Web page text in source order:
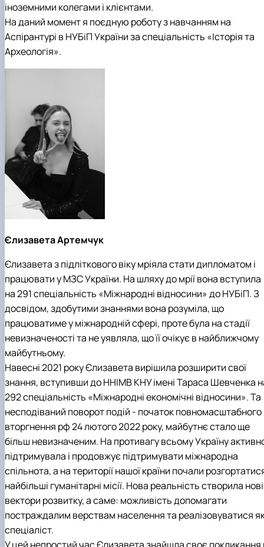
іноземними колегами і клієнтами.
На даний момент я поєдную роботу з навчанням на
Аспірантурі в НУБіП України за спеціальність «Історія та
Археологія».
Єлизавета Артемчук
Єлизавета з підліткового віку мріяла стати дипломатом і
працювати у МЗС України. На шляху до мрії вона вступила
на 291 спеціальність «Міжнародні відносини» до НУБіП. З
досвідом, здобутими знаннями вона розуміла, що
працюватиме у міжнародній сфері, проте була на стадії
невизначеності та не уявляла, що її очікує в найближчому
майбутньому.
Навесні 2021 року Єлизавета вирішила розширити свої
знання, вступивши до ННІМВ КНУ імені Тараса Шевченка
292 спеціальність «Міжнародні економічні відносини». Та
несподіваний поворот подій - початок повномасштабного
вторгнення рф 24 лютого 2022 року, майбутнє стало ще
більш невизначеним. На противагу всьому Україну
підтримувала і продовжує підтримувати міжнародна
спільнота, а на території нашої країни почали
найбільші гуманітарні місії. Нова реальність створила нові
вектори розвитку, а саме: можливість допомагати
постраждалим верствам населення та реалізовуватися
спеціаліст.